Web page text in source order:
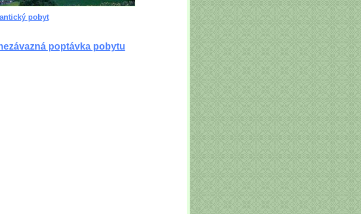
pobyt
poptávka pobytu